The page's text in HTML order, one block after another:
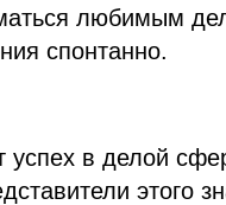
любимым
спонтанно.
в делой
этого